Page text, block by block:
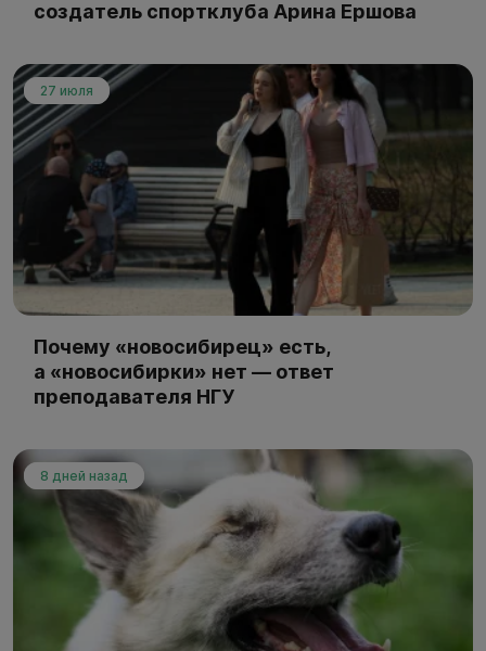
создатель спортклуба Арина Ершова
27 июля
Почему «новосибирец» есть,
а «новосибирки» нет — ответ
преподавателя НГУ
8 дней назад